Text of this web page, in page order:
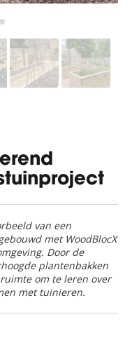
van een
met WoodBlocX
Door de
plantenbakken
om te leren over
met tuinieren.